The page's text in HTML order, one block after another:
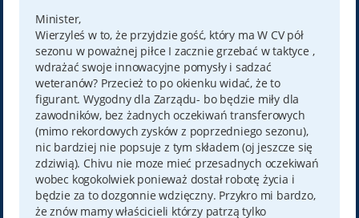
t
Minister,
Wierzyleś w to, że przyjdzie gość, który ma W CV pół
sezonu w poważnej piłce I zacznie grzebać w taktyce ,
wdrażać swoje innowacyjne pomysły i sadzać
weteranów? Przecież to po okienku widać, że to
figurant. Wygodny dla Zarządu- bo będzie miły dla
zawodników, bez żadnych oczekiwań transferowych
(mimo rekordowych zysków z poprzedniego sezonu),
nic bardziej nie popsuje z tym składem (oj jeszcze się
zdziwią). Chivu nie moze mieć przesadnych oczekiwań
wobec kogokolwiek ponieważ dostał robotę życia i
będzie za to dozgonnie wdzięczny. Przykro mi bardzo,
że znów mamy właścicieli którzy patrzą tylko